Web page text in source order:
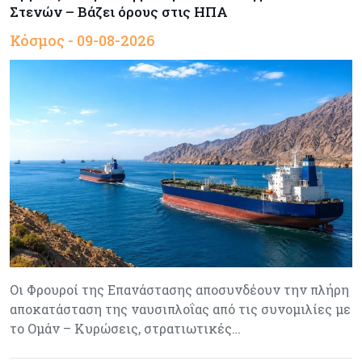
Στενών – Βάζει όρους στις ΗΠΑ
Κόσμος - 09-08-2026
Οι Φρουροί της Επανάστασης αποσυνδέουν την πλήρη
αποκατάσταση της ναυσιπλοΐας από τις συνομιλίες με
το Ομάν – Κυρώσεις, στρατιωτικές…